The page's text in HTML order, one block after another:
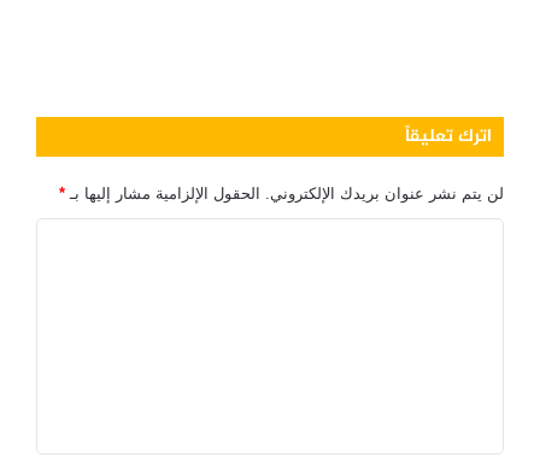
اترك تعليقاً
لن يتم نشر عنوان بريدك الإلكتروني. الحقول الإلزامية مشار إليها بـ *
ق